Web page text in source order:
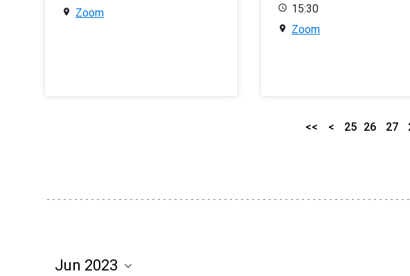
Zoom
15:30
Zoom
<< < 25 26 27